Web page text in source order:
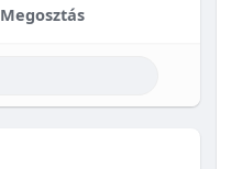
Megosztás